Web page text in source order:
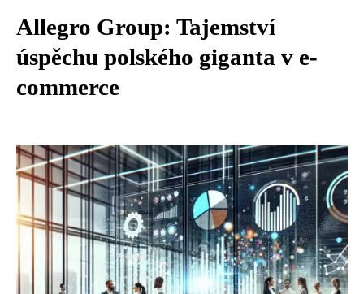
Allegro Group: Tajemství
úspěchu polského giganta v e-
commerce